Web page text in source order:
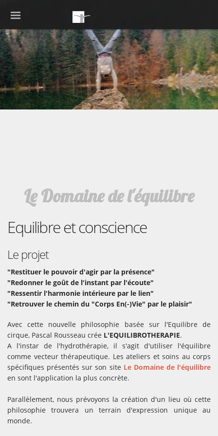
Le Domaine de l'équilibre
Equilibre et conscience
Le projet
"Restituer le pouvoir d'agir par la présence"
"Redonner le goût de l'instant par l'écoute"
"Ressentir l'harmonie intérieure par le lien"
"Retrouver le chemin du "Corps En(-)Vie" par le plaisir"
Avec cette nouvelle philosophie basée sur l'Equilibre de
cirque, Pascal Rousseau crée L'EQUILIBROTHERAPIE.
A l'instar de l'hydrothérapie, il s'agit d'utiliser l'équilibre
comme vecteur thérapeutique. Les ateliers et soins au corps
spécifiques présentés sur son site Le Domaine de l'équilibre
en sont l'application la plus concrète.
Parallèlement, nous prévoyons la création d'un lieu où cette
philosophie trouvera un terrain d'expression unique au
monde.